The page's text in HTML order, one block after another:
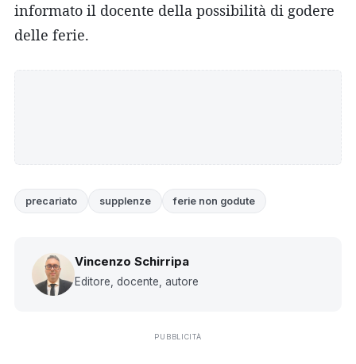
informato il docente della possibilità di godere
delle ferie.
precariato supplenze ferie non godute
Vincenzo Schirripa
Editore, docente, autore
PUBBLICITÀ